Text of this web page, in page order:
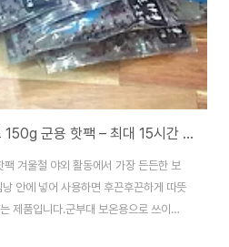
겨울 캠핑 필수템! 최신 제조 150g 군용 핫팩 – 최대 15시간 따뜻함
팩 겨울철 야외 활동에서 가장 든든한 보
안에 넣어 사용하면 후끈후끈하게 따뜻
제품입니다.군부대 보온용으로 쓰이던
뛰어나 캠핑, 낚시, 등산, 스키 등 야외